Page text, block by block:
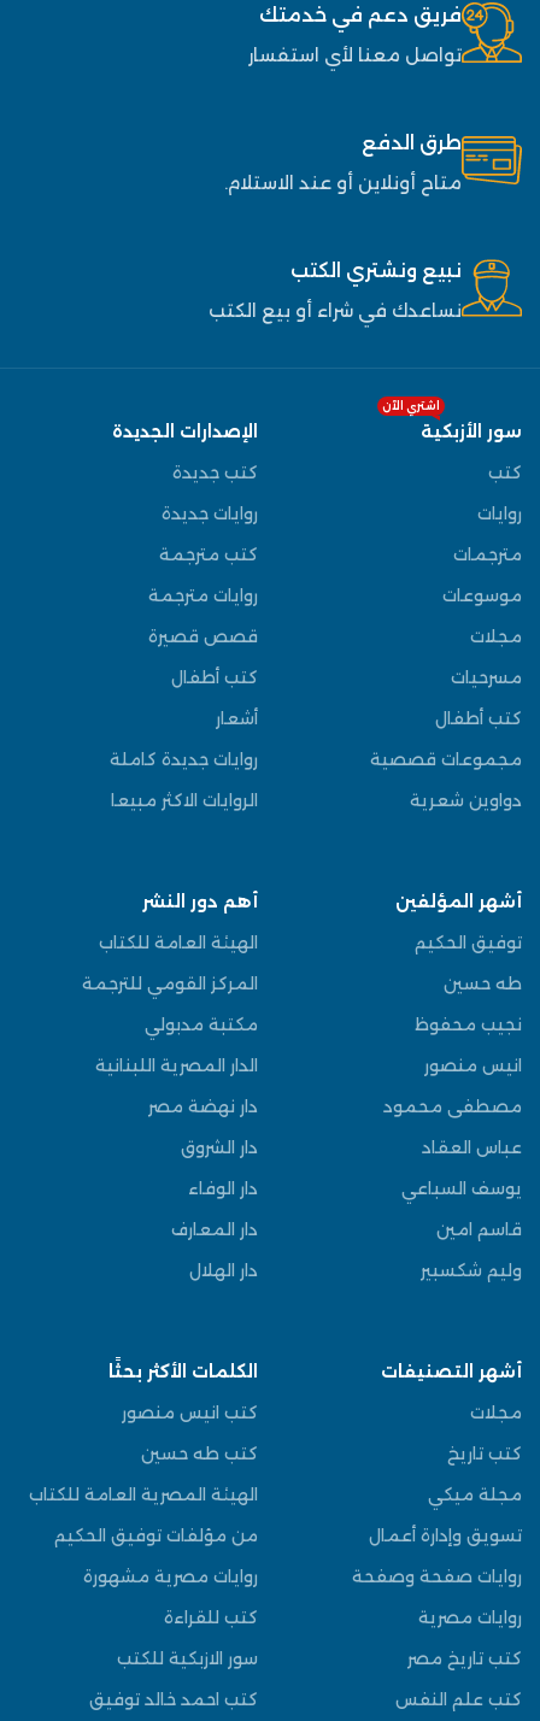
فريق دعم في خدمتك
تواصل معنا لأي استفسار
طرق الدفع
متاح أونلاين أو عند الاستلام.
نبيع ونشتري الكتب
نساعدك في شراء أو بيع الكتب
سور الأزبكية
اشتري الآن
كتب
روايات
مترجمات
موسوعات
مجلات
مسرحيات
كتب أطفال
مجموعات قصصية
دواوين شعرية
الإصدارات الجديدة
كتب جديدة
روايات جديدة
كتب مترجمة
روايات مترجمة
قصص قصيرة
كتب أطفال
أشعار
روايات جديدة كاملة
الروايات الاكثر مبيعا
أشهر المؤلفين
توفيق الحكيم
طه حسين
نجيب محفوظ
انيس منصور
مصطفى محمود
عباس العقاد
يوسف السباعي
قاسم امين
وليم شكسبير
أهم دور النشر
الهيئة العامة للكتاب
المركز القومي للترجمة
مكتبة مدبولي
الدار المصرية اللبنانية
دار نهضة مصر
دار الشروق
دار الوفاء
دار المعارف
دار الهلال
أشهر التصنيفات
مجلات
كتب تاريخ
مجلة ميكي
تسويق وإدارة أعمال
روايات صفحة وصفحة
روايات مصرية
كتب تاريخ مصر
كتب علم النفس
الكلمات الأكثر بحثًا
كتب انيس منصور
كتب طه حسين
الهيئة المصرية العامة للكتاب
من مؤلفات توفيق الحكيم
روايات مصرية مشهورة
كتب للقراءة
سور الازبكية للكتب
كتب احمد خالد توفيق